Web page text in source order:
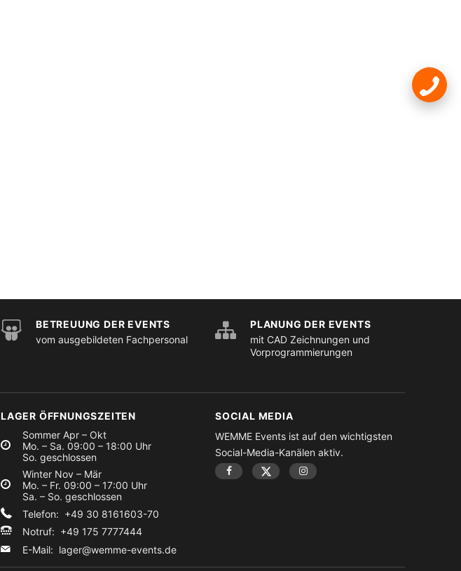
BETREUUNG DER EVENTS
vom ausgebildeten Fachpersonal
PLANUNG DER EVENTS
mit CAD Zeichnungen und
Vorprogrammierungen
LAGER ÖFFNUNGSZEITEN
Sommer Apr – Okt
Mo. – Sa. 09:00 – 18:00 Uhr
So. geschlossen
Winter Nov – Mär
Mo. – Fr. 09:00 – 17:00 Uhr
Sa. – So. geschlossen
Telefon: +49 30 8161603-70
Notruf: +49 175 7777444
E-Mail: lager@wemme-events.de
SOCIAL MEDIA
WEMME Events ist auf den wichtigsten
Social-Media-Kanälen aktiv.